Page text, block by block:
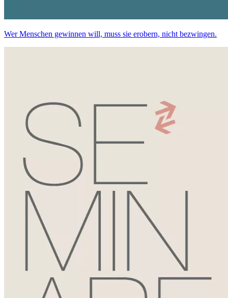
Wer Menschen gewinnen will, muss sie erobern, nicht bezwingen.